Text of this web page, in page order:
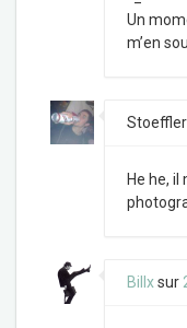
Un
m’en
Stoeffler
He he,
Billxsur